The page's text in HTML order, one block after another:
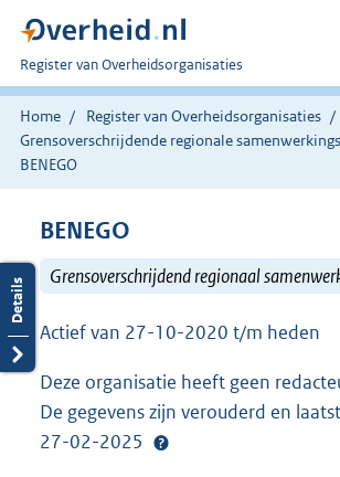
U
bent
nu
hier:
Register van Overheidsorganisaties
Home
Register van Overheidsorganisaties
Grensoverschrijdende regionale
BENEGO
BENEGO
Grensoverschrijdend regionaal
Actief van 27-10-2020 t/m heden
Deze organisatie heeft geen
De gegevens zijn verouderd en
27-02-2025